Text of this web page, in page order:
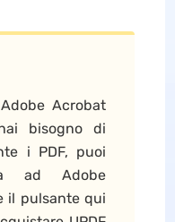
Acrobat
bisogno di
i PDF, puoi
ad Adobe
il pulsante qui